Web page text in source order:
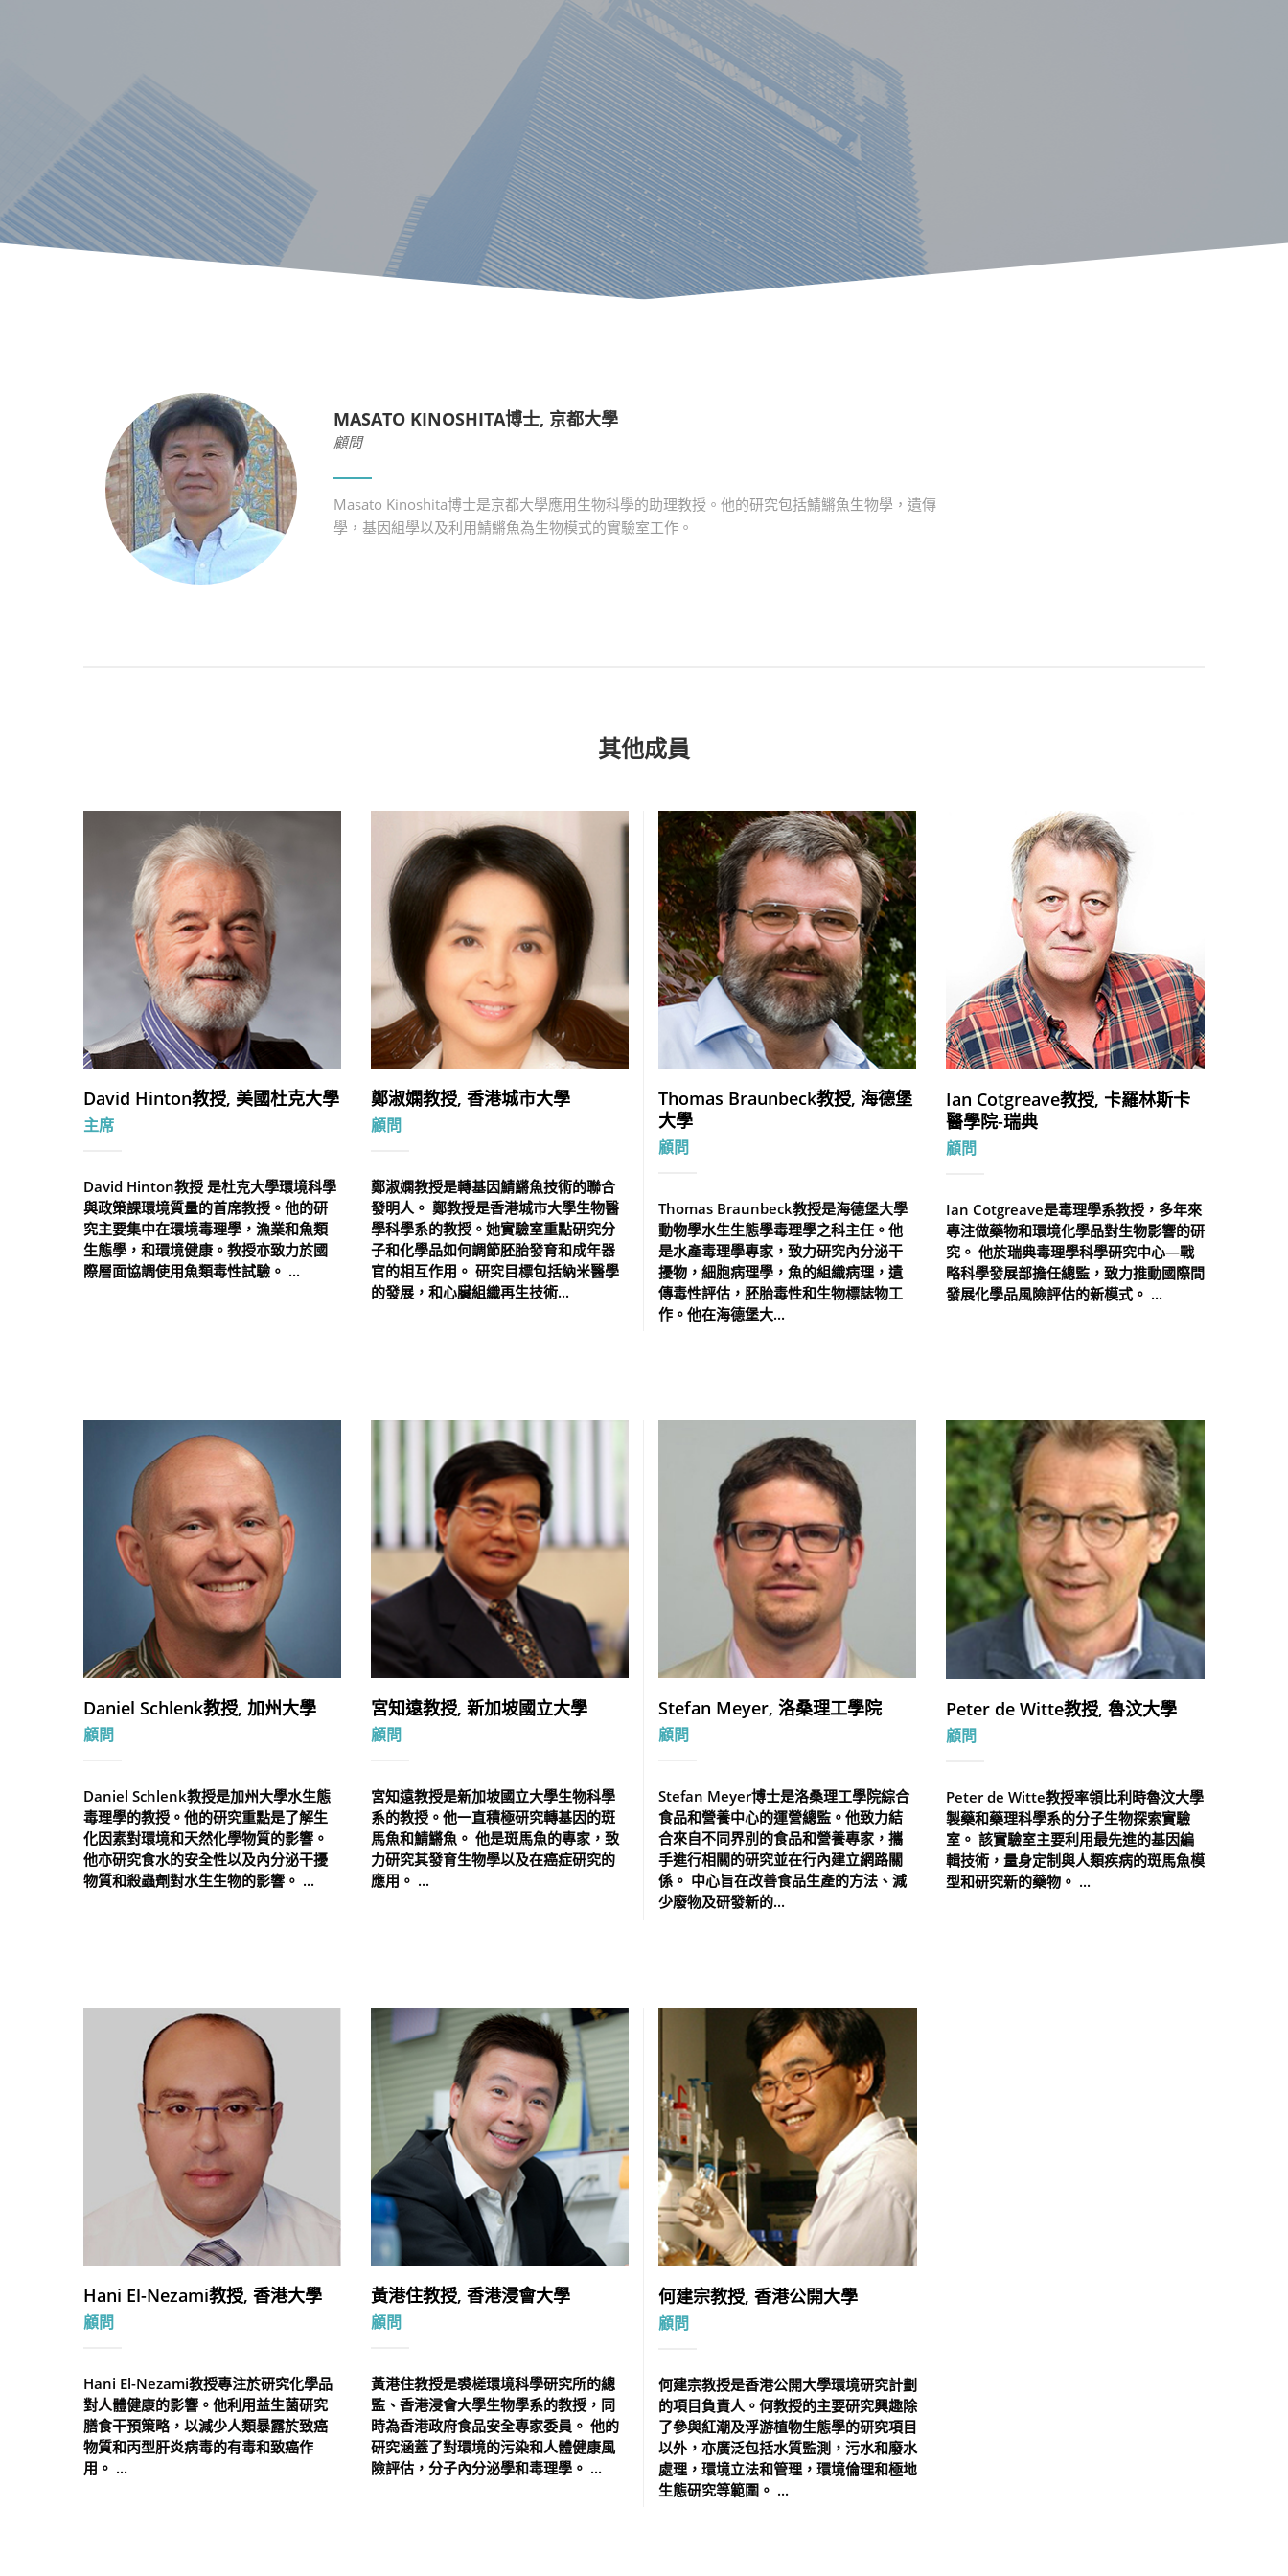
MASATO KINOSHITA博士, 京都大學
顧問
Masato Kinoshita博士是京都大學應用生物科學的助理教授。他的研究包括鯖鱂魚生物學，遺傳
學，基因組學以及利用鯖鱂魚為生物模式的實驗室工作。
其他成員
David Hinton教授, 美國杜克大學
主席
David Hinton教授 是杜克大學環境科學
與政策課環境質量的首席教授。他的研
究主要集中在環境毒理學，漁業和魚類
生態學，和環境健康。教授亦致力於國
際層面協調使用魚類毒性試驗。 ...
鄭淑嫻教授, 香港城市大學
顧問
鄭淑嫻教授是轉基因鯖鱂魚技術的聯合
發明人。 鄭教授是香港城市大學生物醫
學科學系的教授。她實驗室重點研究分
子和化學品如何調節胚胎發育和成年器
官的相互作用。 研究目標包括納米醫學
的發展，和心臟組織再生技術...
Thomas Braunbeck教授, 海德堡
大學
顧問
Thomas Braunbeck教授是海德堡大學
動物學水生生態學毒理學之科主任。他
是水產毒理學專家，致力研究內分泌干
擾物，細胞病理學，魚的組織病理，遺
傳毒性評估，胚胎毒性和生物標誌物工
作。他在海德堡大...
Ian Cotgreave教授, 卡羅林斯卡
醫學院-瑞典
顧問
Ian Cotgreave是毒理學系教授，多年來
專注做藥物和環境化學品對生物影響的研
究。 他於瑞典毒理學科學研究中心—戰
略科學發展部擔任總監，致力推動國際間
發展化學品風險評估的新模式。 ...
Daniel Schlenk教授, 加州大學
顧問
Daniel Schlenk教授是加州大學水生態
毒理學的教授。他的研究重點是了解生
化因素對環境和天然化學物質的影響。
他亦研究食水的安全性以及內分泌干擾
物質和殺蟲劑對水生生物的影響。 ...
宮知遠教授, 新加坡國立大學
顧問
宮知遠教授是新加坡國立大學生物科學
系的教授。他一直積極研究轉基因的斑
馬魚和鯖鱂魚。 他是斑馬魚的專家，致
力研究其發育生物學以及在癌症研究的
應用。 ...
Stefan Meyer, 洛桑理工學院
顧問
Stefan Meyer博士是洛桑理工學院綜合
食品和營養中心的運營總監。他致力結
合來自不同界別的食品和營養專家，攜
手進行相關的研究並在行內建立網路關
係。 中心旨在改善食品生產的方法、減
少廢物及研發新的...
Peter de Witte教授, 魯汶大學
顧問
Peter de Witte教授率領比利時魯汶大學
製藥和藥理科學系的分子生物探索實驗
室。 該實驗室主要利用最先進的基因編
輯技術，量身定制與人類疾病的斑馬魚模
型和研究新的藥物。 ...
Hani El-Nezami教授, 香港大學
顧問
Hani El-Nezami教授專注於研究化學品
對人體健康的影響。他利用益生菌研究
膳食干預策略，以減少人類暴露於致癌
物質和丙型肝炎病毒的有毒和致癌作
用。 ...
黃港住教授, 香港浸會大學
顧問
黃港住教授是裘槎環境科學研究所的總
監、香港浸會大學生物學系的教授，同
時為香港政府食品安全專家委員。 他的
研究涵蓋了對環境的污染和人體健康風
險評估，分子內分泌學和毒理學。 ...
何建宗教授, 香港公開大學
顧問
何建宗教授是香港公開大學環境研究計劃
的項目負責人。何教授的主要研究興趣除
了參與紅潮及浮游植物生態學的研究項目
以外，亦廣泛包括水質監測，污水和廢水
處理，環境立法和管理，環境倫理和極地
生態研究等範圍。 ...